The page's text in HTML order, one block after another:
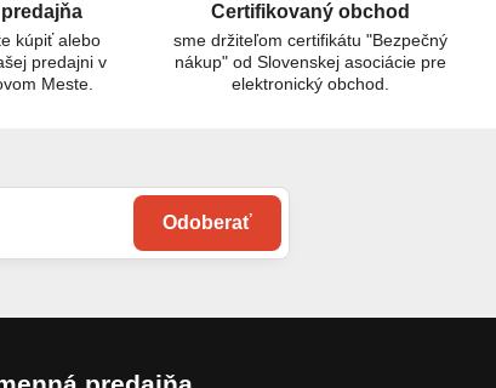
kúpiť alebo
predajni v
Meste.
Certifikovaný obchod
sme držiteľom certifikátu "Bezpečný
nákup" od Slovenskej asociácie pre
elektronický obchod.
Odoberať